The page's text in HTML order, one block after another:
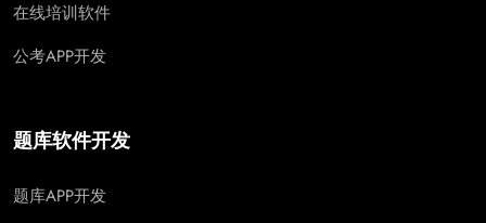
在线培训软件
公考APP开发
题库软件开发
题库APP开发